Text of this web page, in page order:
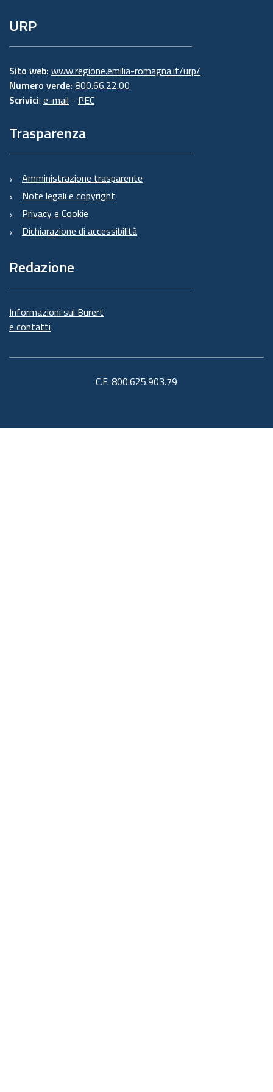
URP
Sito web: www.regione.emilia-romagna.it/urp/
Numero verde: 800.66.22.00
Scrivici: e-mail - PEC
Trasparenza
Amministrazione trasparente
Note legali e copyright
Privacy e Cookie
Dichiarazione di accessibilità
Redazione
Informazioni sul Burert
e contatti
C.F. 800.625.903.79